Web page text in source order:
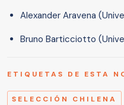
Alexander Aravena
Bruno Barticciotto
ETIQUETAS DE ESTA
SELECCIÓN CHILENA